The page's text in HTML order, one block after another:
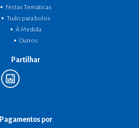
Festas Temáticas
Tudo para bolos
À Medida
Outros
Partilhar
Pagamentos por